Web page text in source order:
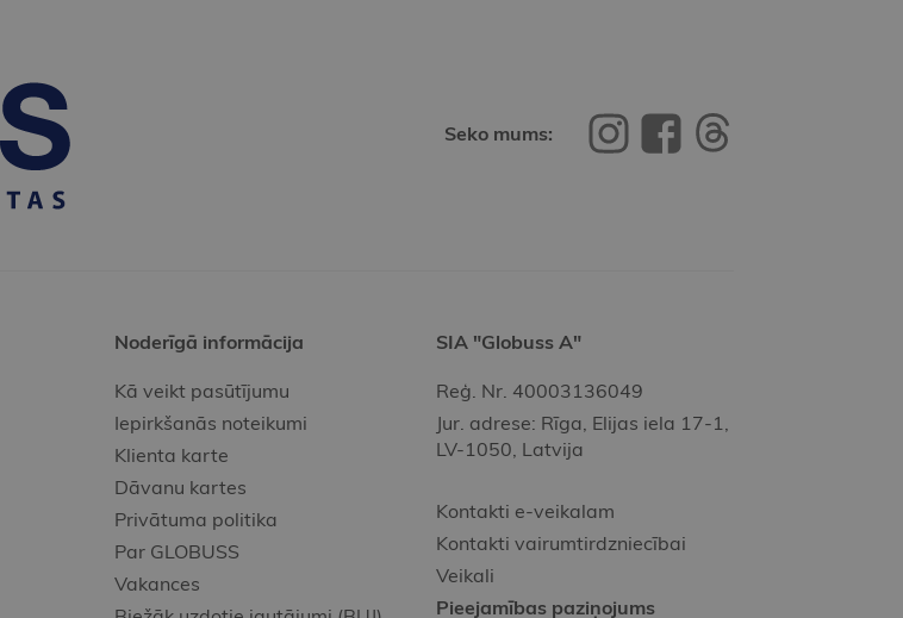
Seko mums:
Noderīgā informācija
Kā veikt pasūtījumu
Iepirkšanās noteikumi
Klienta karte
Dāvanu kartes
Privātuma politika
Par GLOBUSS
Vakances
SIA "Globuss A"
Reģ. Nr. 40003136049
Jur. adrese: Rīga, Elijas iela 17-1,
LV-1050, Latvija
Kontakti e-veikalam
Kontakti vairumtirdzniecībai
Veikali
Pieejamības paziņojums